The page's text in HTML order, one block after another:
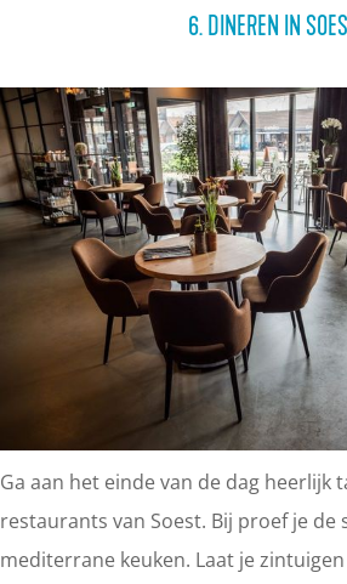
6. DINEREN IN
Ga aan het einde van de dag heerlijk
restaurants van Soest. Bij proef je de
mediterrane keuken. Laat je